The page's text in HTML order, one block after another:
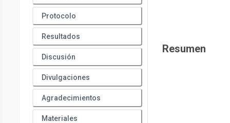
Protocolo
Resultados
Discusión
Divulgaciones
Agradecimientos
Materiales
Resumen